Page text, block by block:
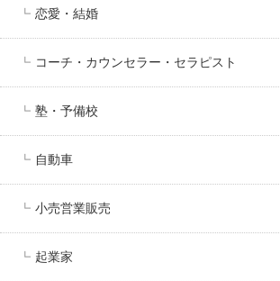
恋愛・結婚
コーチ・カウンセラー・セラピスト
塾・予備校
自動車
小売営業販売
起業家